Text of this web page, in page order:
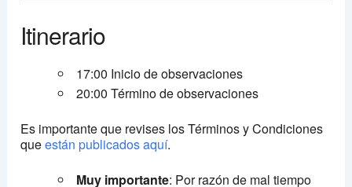
Itinerario
17:00 Inicio de observaciones
20:00 Término de observaciones
Es importante que revises los Términos y Condiciones
queestán publicados aquí.
Muy importante: Por razón de mal tiempo